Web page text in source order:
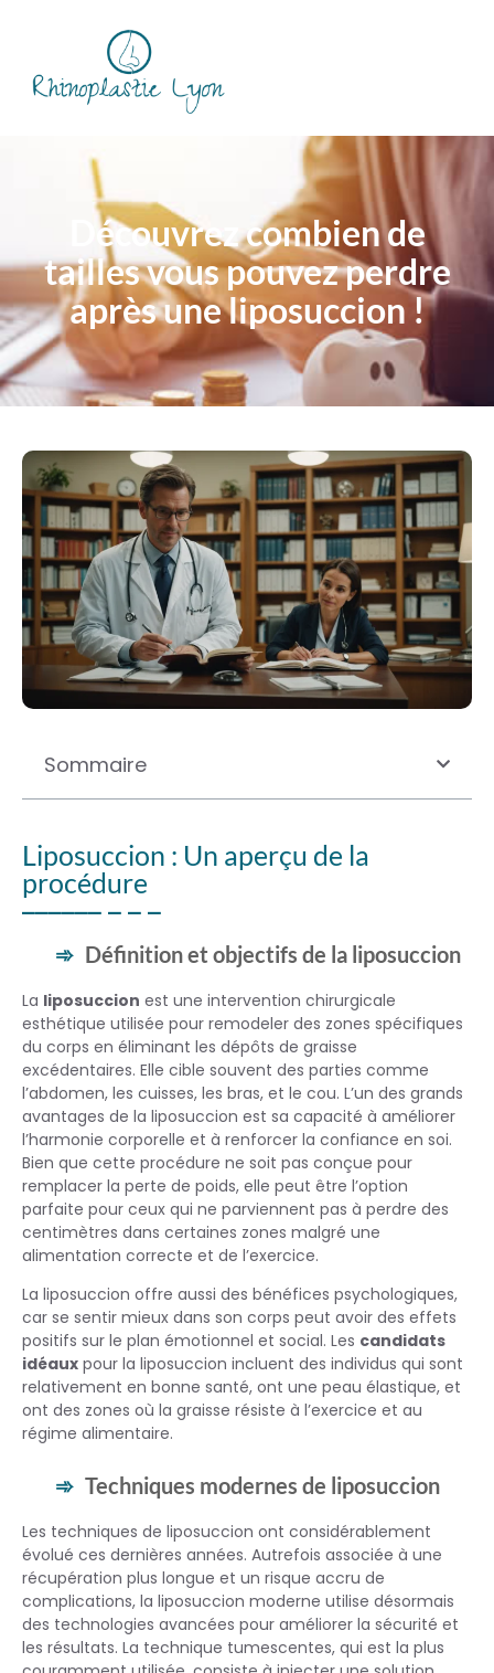
Découvrez combien de
tailles vous pouvez perdre
après une liposuccion !
Sommaire
Liposuccion : Un aperçu de la
procédure
Définition et objectifs de la liposuccion
La liposuccion est une intervention chirurgicale
esthétique utilisée pour remodeler des zones spécifiques
du corps en éliminant les dépôts de graisse
excédentaires. Elle cible souvent des parties comme
l’abdomen, les cuisses, les bras, et le cou. L’un des grands
avantages de la liposuccion est sa capacité à améliorer
l’harmonie corporelle et à renforcer la confiance en soi.
Bien que cette procédure ne soit pas conçue pour
remplacer la perte de poids, elle peut être l’option
parfaite pour ceux qui ne parviennent pas à perdre des
centimètres dans certaines zones malgré une
alimentation correcte et de l’exercice.
La liposuccion offre aussi des bénéfices psychologiques,
car se sentir mieux dans son corps peut avoir des effets
positifs sur le plan émotionnel et social. Les candidats
idéaux pour la liposuccion incluent des individus qui sont
relativement en bonne santé, ont une peau élastique, et
ont des zones où la graisse résiste à l’exercice et au
régime alimentaire.
Techniques modernes de liposuccion
Les techniques de liposuccion ont considérablement
évolué ces dernières années. Autrefois associée à une
récupération plus longue et un risque accru de
complications, la liposuccion moderne utilise désormais
des technologies avancées pour améliorer la sécurité et
les résultats. La technique tumescentes, qui est la plus